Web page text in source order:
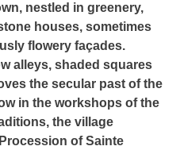
nestled in greenery,
houses, sometimes
flowery façades.
alleys, shaded squares
the secular past of the
in the workshops of the
the village
of Sainte